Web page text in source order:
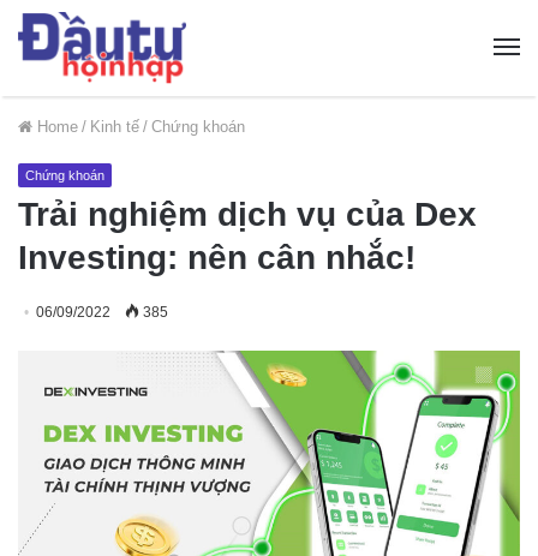
Home / Kinh tế / Chứng khoán
Chứng khoán
Trải nghiệm dịch vụ của Dex
Investing: nên cân nhắc!
06/09/2022 385